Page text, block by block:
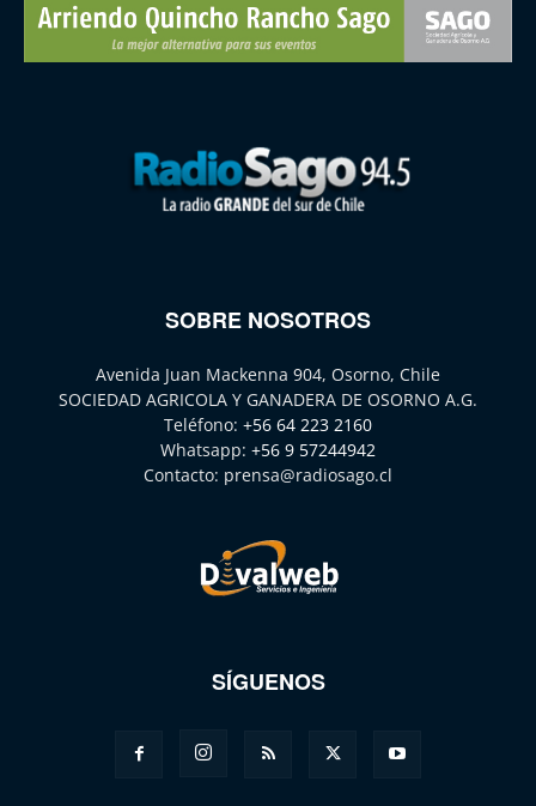
SOBRE NOSOTROS
Avenida Juan Mackenna 904, Osorno, Chile
SOCIEDAD AGRICOLA Y GANADERA DE OSORNO A.G.
Teléfono: +56 64 223 2160
Whatsapp: +56 9 57244942
Contacto: prensa@radiosago.cl
SÍGUENOS